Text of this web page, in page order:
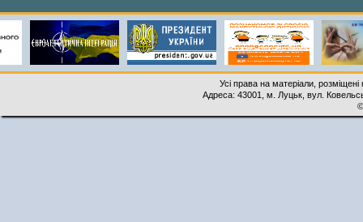
Усі права на матеріали,
Адреса: 43001, м. Луцьк, вул.